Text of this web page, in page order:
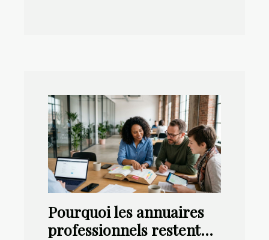
Pourquoi les annuaires
professionnels restent